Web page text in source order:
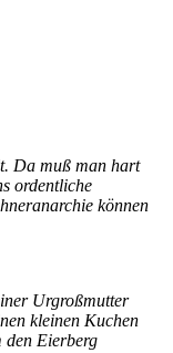
Da muß man hart
ordentliche
können
Urgroßmutter
kleinen Kuchen
den Eierberg